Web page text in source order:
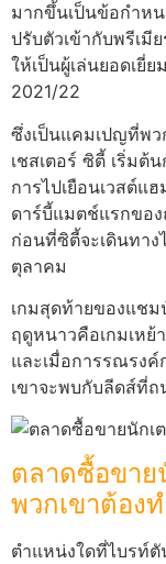
มากขึ้นเป็นข้อกำห
ปรับตัวเข้ากับพรีเมี
ให้เป็นผู้เล่นยอดเยี่
2021/22
ซึ่งเป็นแคมเปญที่พว
เชสเตอร์ ซิตี้ เริ่มต้
การไปเยือนเวสต์แ
ดาร์บี้แมตช์แรกขอ
ก่อนที่ซิตี้จะเดินทาง
ตุลาคม
เกมสุดท้ายของแช
ฤดูหนาวคือเกมเห
และเมื่อการรณรง
เขาจะพบกับลีดส์ที่ถ
ตลาดซื้อขาย
พวกเขาต้อง
ตำแหน่งใดที่ไบรท์ตั